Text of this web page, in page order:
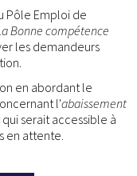
Pôle Emploi de
Bonne compétence
les demandeurs
en abordant le
l'abaissement
qui serait accessible à
en attente.